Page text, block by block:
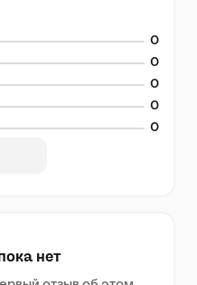
0
0
0
0
0
нет